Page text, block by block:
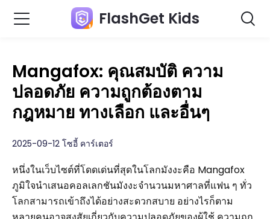
FlashGet Kids
Mangafox: คุณสมบัติ ความ
ปลอดภัย ความถูกต้องตาม
กฎหมาย ทางเลือก และอื่นๆ
2025-09-12 โซอี้ คาร์เตอร์
หนึ่งในเว็บไซต์ที่โดดเด่นที่สุดในโลกมังงะคือ Mangafox
ภูมิใจนำเสนอคอลเลกชันมังงะจำนวนมหาศาลที่แฟน ๆ ทั่ว
โลกสามารถเข้าถึงได้อย่างสะดวกสบาย อย่างไรก็ตาม